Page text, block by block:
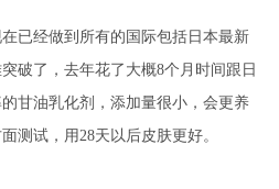
已经做到所有的国际包括日本最新
破了，去年花了大概8个月时间跟日
甘油乳化剂，添加量很小，会更养
测试，用28天以后皮肤更好。